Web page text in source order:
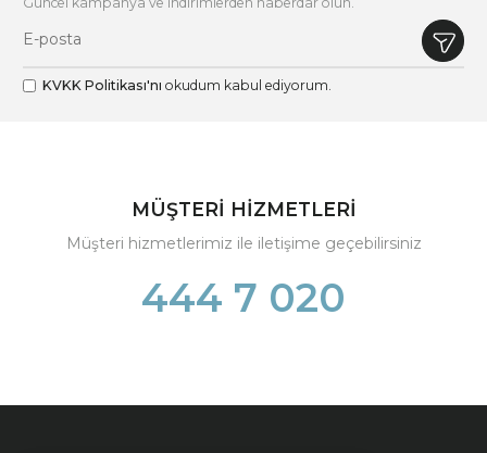
KVKK Politikası'nı okudum kabul ediyorum.
MÜŞTERİ HİZMETLERİ
Müşteri hizmetlerimiz ile iletişime geçebilirsiniz
444 7 020